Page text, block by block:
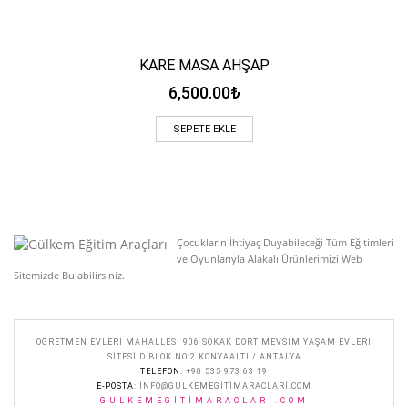
KARE MASA AHŞAP
6,500.00₺
SEPETE EKLE
Çocukların İhtiyaç Duyabileceği Tüm Eğitimleri
ve Oyunlarıyla Alakalı Ürünlerimizi Web
Sitemizde Bulabilirsiniz.
ÖĞRETMEN EVLERI MAHALLESI 906 SOKAK DÖRT MEVSIM YAŞAM EVLERI
SITESI D BLOK NO:2 KONYAALTI / ANTALYA
TELEFON : +90 535 973 63 19
E-POSTA:
INFO@GULKEMEGITIMARACLARI.COM
GULKEMEGITIMARACLARI.COM